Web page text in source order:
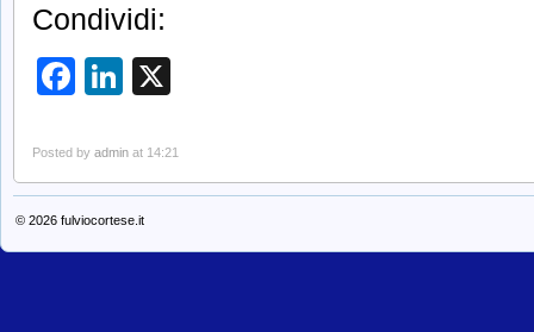
Condividi:
Facebook
LinkedIn
Posted by admin at 14:21
© 2026 fulviocortese.it